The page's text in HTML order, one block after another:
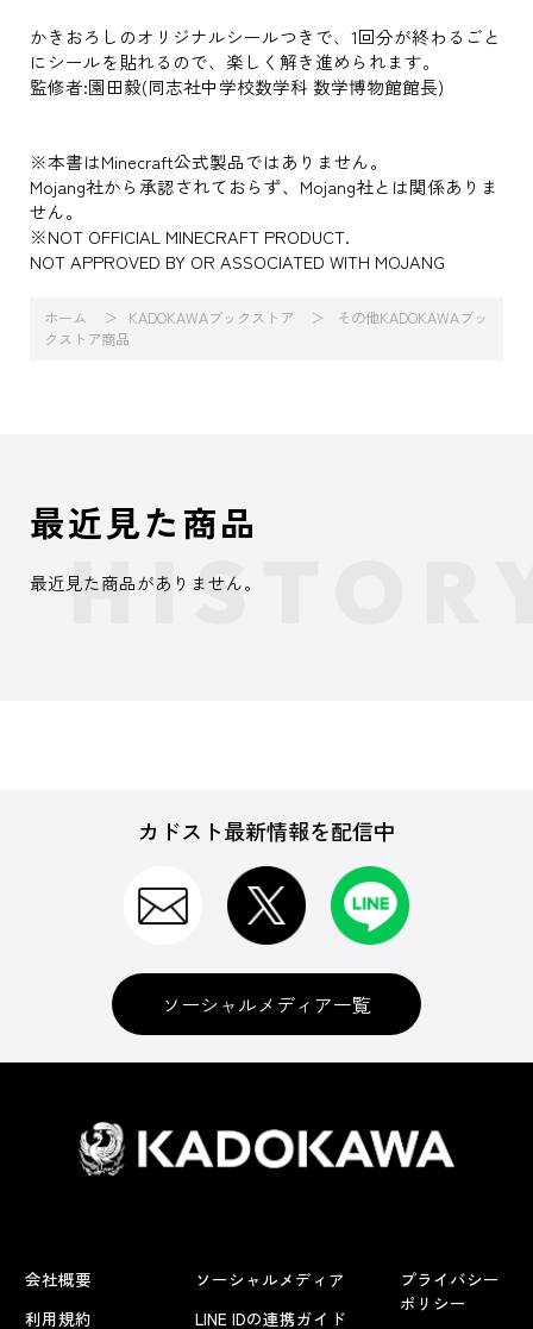
かきおろしのオリジナルシールつきで、1回分が終わるごと
にシールを貼れるので、楽しく解き進められます。
監修者:園田毅(同志社中学校数学科 数学博物館館長)
※本書はMinecraft公式製品ではありません。
Mojang社から承認されておらず、Mojang社とは関係ありま
せん。
※NOT OFFICIAL MINECRAFT PRODUCT.
NOT APPROVED BY OR ASSOCIATED WITH MOJANG
ホーム KADOKAWAブックストア
その他KADOKAWAブッ
クストア商品
最近見た商品
最近見た商品がありません。
カドスト最新情報を配信中
ソーシャルメディア一覧
会社概要
利用規約
ソーシャルメディア
LINE IDの連携ガイド
プライバシー
ポリシー